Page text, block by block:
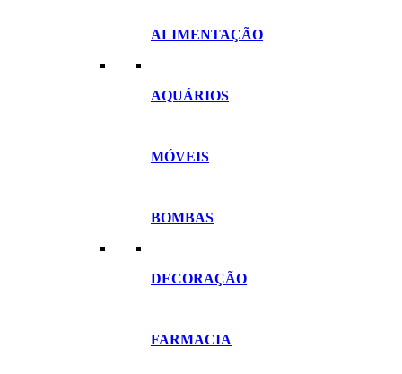
ALIMENTAÇÃO
AQUÁRIOS
MÓVEIS
BOMBAS
DECORAÇÃO
FARMACIA